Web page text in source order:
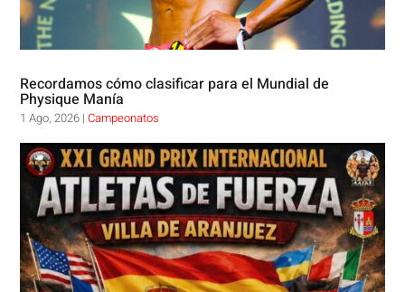
Recordamos cómo clasificar para el Mundial de
Physique Manía
1 Ago, 2026 |Campeonatos